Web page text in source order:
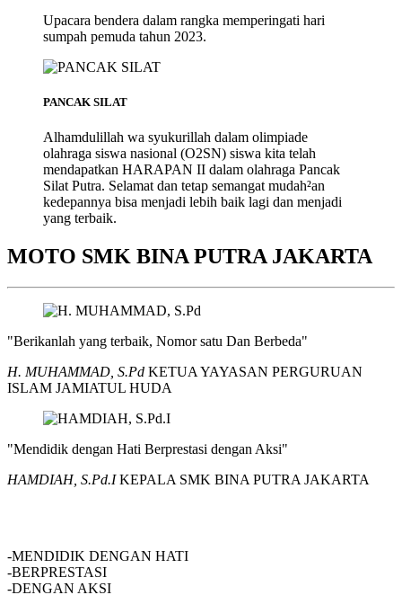
Upacara bendera dalam rangka memperingati hari
sumpah pemuda tahun 2023.
PANCAK SILAT
Alhamdulillah wa syukurillah dalam olimpiade
olahraga siswa nasional (O2SN) siswa kita telah
mendapatkan HARAPAN II dalam olahraga Pancak
Silat Putra. Selamat dan tetap semangat mudah²an
kedepannya bisa menjadi lebih baik lagi dan menjadi
yang terbaik.
MOTO SMK BINA PUTRA JAKARTA
"Berikanlah yang terbaik, Nomor satu Dan Berbeda"
H. MUHAMMAD, S.Pd KETUA YAYASAN PERGURUAN
ISLAM JAMIATUL HUDA
"Mendidik dengan Hati Berprestasi dengan Aksi"
HAMDIAH, S.Pd.IKEPALA SMK BINA PUTRA JAKARTA
-MENDIDIK DENGAN HATI
-BERPRESTASI
-DENGAN AKSI